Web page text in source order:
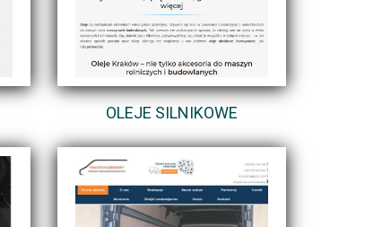
OLEJE SILNIKOWE